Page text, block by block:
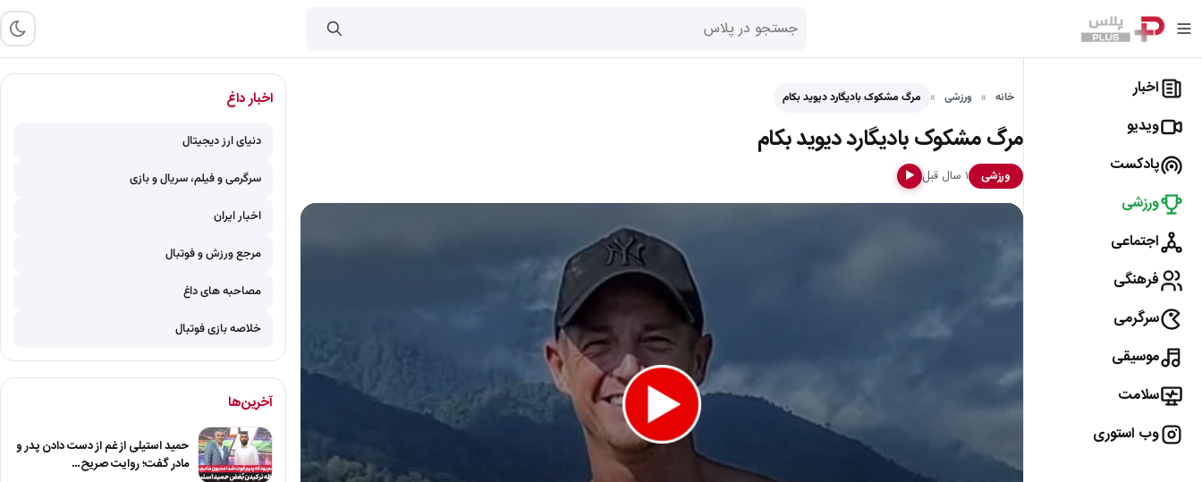
اخبار
ویدیو
پادکست
ورزشی
اجتماعی
فرهنگی
سرگرمی
موسیقی
سلامت
وب استوری
خانه ورزشی مرگ مشکوک بادیگارد دیوید بکام
مرگ مشکوک بادیگارد دیوید بکام
ورزشی ۱ سال قبل ▶
اخبار داغ
دنیای ارز دیجیتال
سرگرمی و فیلم، سریال و بازی
اخبار ایران
مرجع ورزش و فوتبال
مصاحبه های داغ
خلاصه بازی فوتبال
آخرین‌ها
حمید استیلی از غم از دست دادن پدر و
مادر گفت؛ روایت صریح…